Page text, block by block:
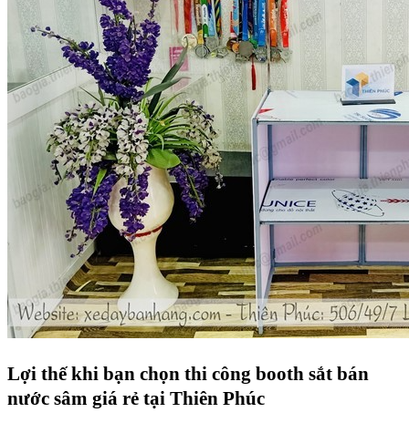
Lợi thế khi bạn chọn thi công booth sắt bán
nước sâm giá rẻ tại Thiên Phúc